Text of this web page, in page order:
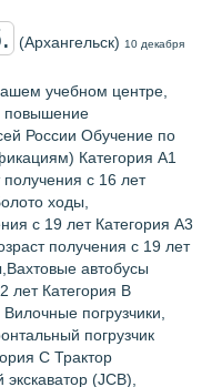
(Архангельск) 10 декабря
учебном центре,
повышение
России Обучение по
Категория А1
с 16 лет
ходы,
с 19 лет Категория А3
получения с 19 лет
автобусы
лет Категория В
погрузчики,
погрузчик
С Трактор
(JCB),